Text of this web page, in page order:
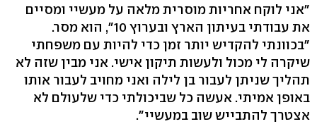
"אני לוקח אחריות מוסרית מלאה על מעשיי ומסיים
את עבודתי בעיתון הארץ ובערוץ 10", הוא מסר.
"בכוונתי להקדיש יותר זמן כדי להיות עם משפחתי
שיקרה לי מכול ולעשות תיקון אישי. אני מבין שזה לא
תהליך שניתן לעבור בן לילה ואני מחויב לעבור אותו
באופן אמיתי. אעשה כל שביכולתי כדי שלעולם לא
אצטרך להתבייש שוב במעשיי".